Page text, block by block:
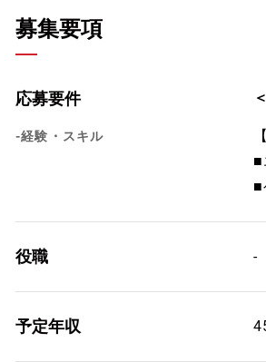
募集要項
応募要件
-経験・スキル
■
■
役職 -
予定年収